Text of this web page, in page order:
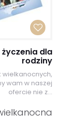
dla
rodziny
wielkanocnych,
wam w naszej
ofercie nie z...